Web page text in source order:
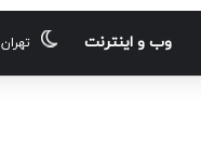
وب و اینترنت تهران